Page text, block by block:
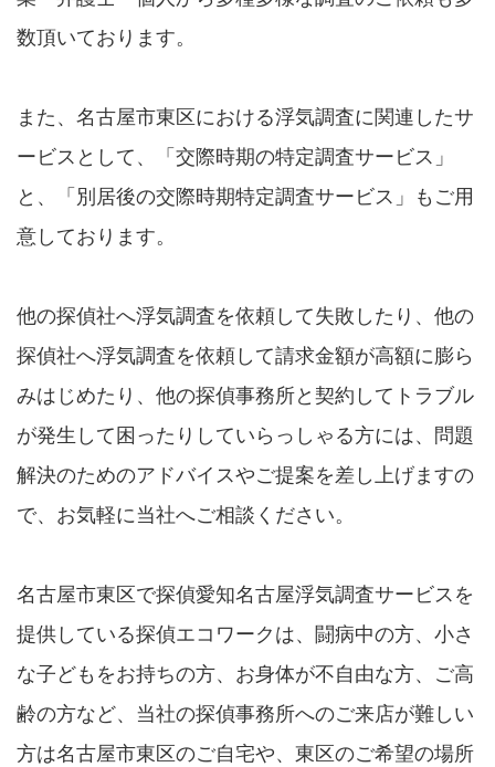
数頂いております。
また、名古屋市東区における浮気調査に関連したサ
ービスとして、「交際時期の特定調査サービス」
と、「別居後の交際時期特定調査サービス」もご用
意しております。
他の探偵社へ浮気調査を依頼して失敗したり、他の
探偵社へ浮気調査を依頼して請求金額が高額に膨ら
みはじめたり、他の探偵事務所と契約してトラブル
が発生して困ったりしていらっしゃる方には、問題
解決のためのアドバイスやご提案を差し上げますの
で、お気軽に当社へご相談ください。
名古屋市東区で探偵愛知名古屋浮気調査サービスを
提供している探偵エコワークは、闘病中の方、小さ
な子どもをお持ちの方、お身体が不自由な方、ご高
齢の方など、当社の探偵事務所へのご来店が難しい
方は名古屋市東区のご自宅や、東区のご希望の場所